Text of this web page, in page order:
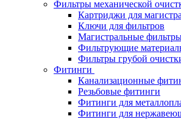
Фильтры механической
Картриджи для
Ключи для фильтров
Магистральные
Фильтрующие
Фильтры грубой
Фитинги
Канализационные
Резьбовые фитинги
Фитинги для
Фитинги для